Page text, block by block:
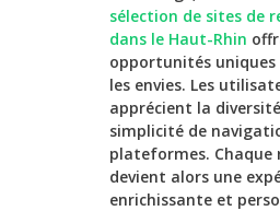
sélection de sites de
dans le Haut-Rhin
opportunités
les envies. Les
apprécient la
simplicité de
plateformes. Chaque
devient alors une
enrichissante et